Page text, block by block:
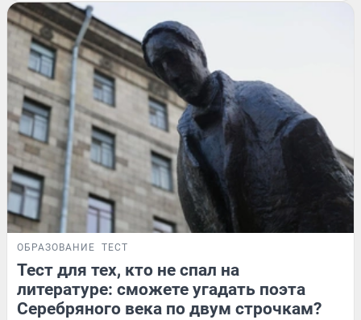
ОБРАЗОВАНИЕ ТЕСТ
Тест для тех, кто не спал на
литературе: сможете угадать поэта
Серебряного века по двум строчкам?